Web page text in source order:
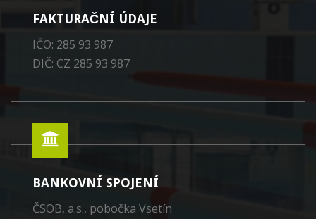
FAKTURAČNÍ ÚDAJE
IČO: 285 93 987
DIČ: CZ 285 93 987
BANKOVNÍ SPOJENÍ
ČSOB, a.s., pobočka Vsetín